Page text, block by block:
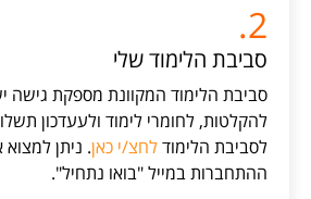
2.
סביבת הלימוד שלי
סביבת הלימוד המקוונת מספקת גישה
להקלטות, לחומרי לימוד ולעעדכון
לסביבת הלימודלחצ/י כאן. ניתן
ההתחברות במייל "בואו נתחיל".